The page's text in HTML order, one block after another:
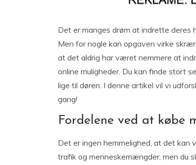
Det er manges drøm at indrette deres
Men for nogle kan opgaven virke
at det aldrig har været nemmere at
online muligheder. Du kan finde stort
lige til døren. I denne artikel vil vi
gang!
Fordelene ved at købe
Det er ingen hemmelighed, at det
trafik og menneskemængder, men du